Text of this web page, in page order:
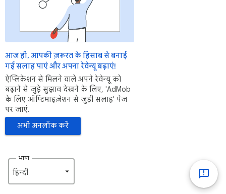
आज ही, आपकी ज़रूरत के हिसाब से बनाई
गई सलाह पाएं और अपना रेवेन्यू बढ़ाएं!
ऐप्लिकेशन से मिलने वाले अपने रेवेन्यू को
बढ़ाने से जुड़े सुझाव देखने के लिए, 'AdMob
के लिए ऑप्टिमाइज़ेशन से जुड़ी सलाह' पेज
पर जाएं.
अभी अनलॉक करें
भाषा
हिन्दी‎